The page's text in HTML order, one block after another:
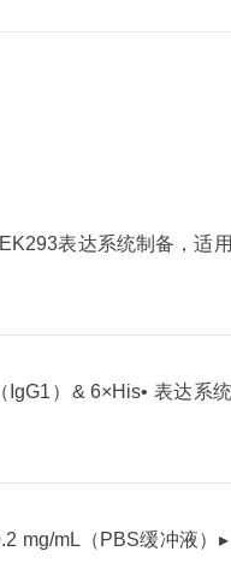
表达系统制备，适
IgG1）& 6×His• 表达系统
mg/mL（PBS缓冲液）